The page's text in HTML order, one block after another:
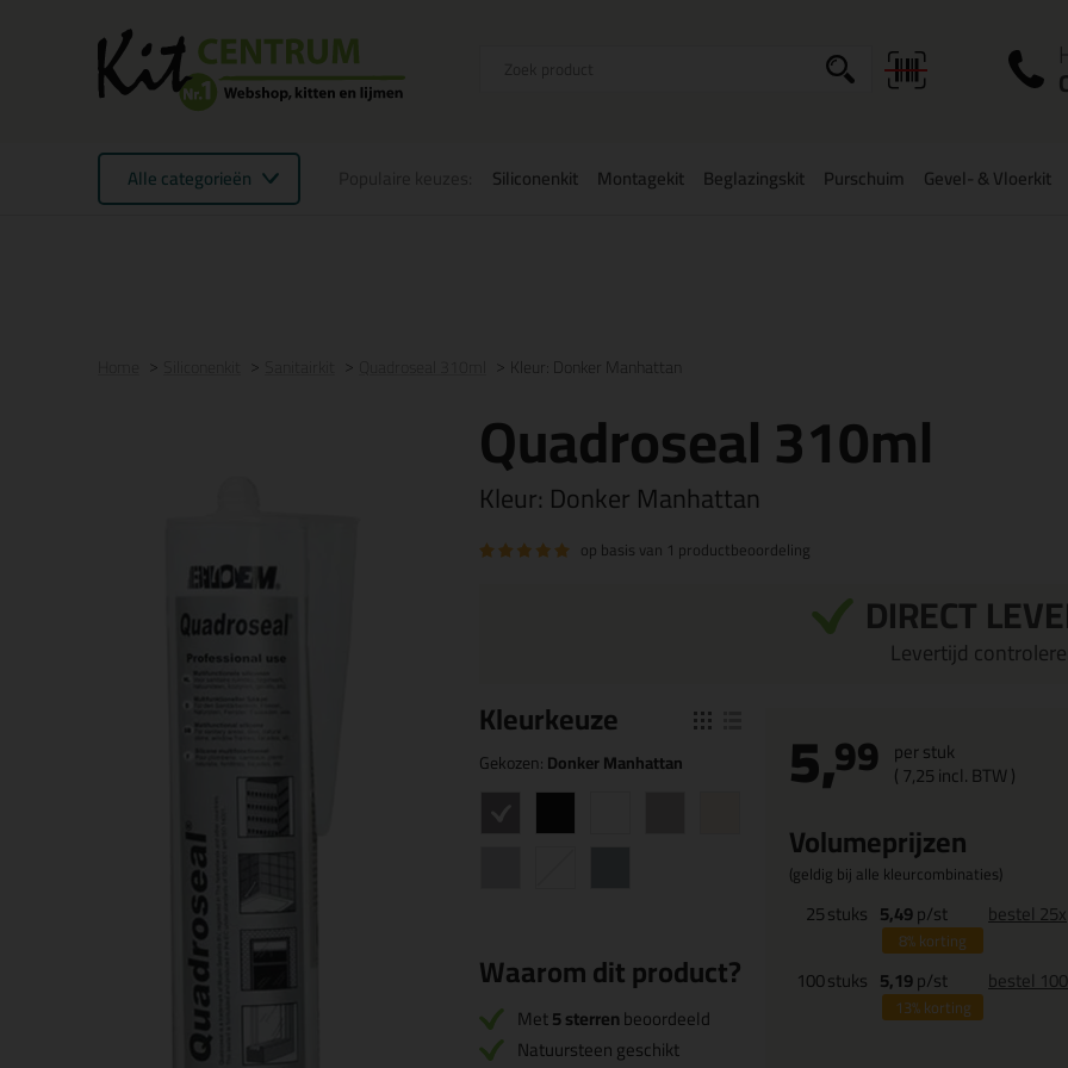
Alle categorieën Siliconenkit Montagekit Beglazingskit Purschuim Gevel- & Vloerkit
Kleur: Donker Manhattan
Quadroseal 310ml
Kleur: Donker Manhattan
op basis van 1 productbeoordeling
DIRECT
Levertijd
Kleurkeuze
Gekozen:Donker Manhattan
Waarom dit product?
Met5 sterrenbeoordeeld
Natuursteen geschikt
5,99 per stuk
(7,25incl. BTW )
Volumeprijzen
(geldig bij alle kleurcombinaties)
25stuks 5,49p/st
8%korting
bestel 25x
100stuks 5,19p/st
13%korting
bestel